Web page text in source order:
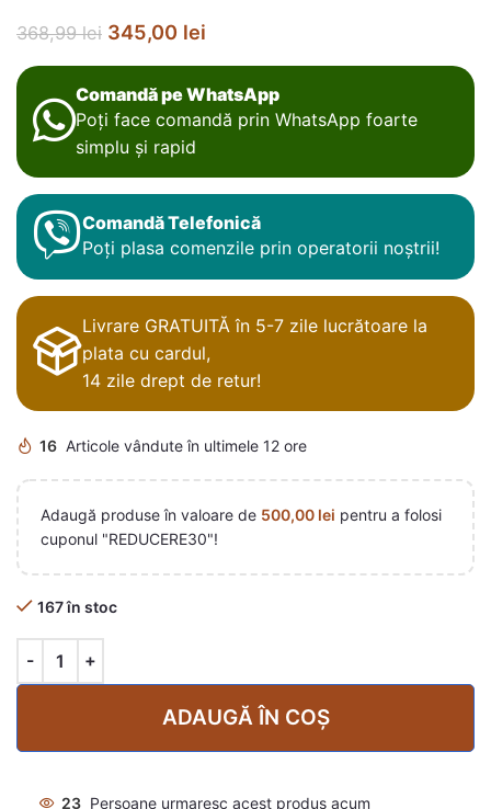
368,99lei 345,00 lei
Comandă pe WhatsApp
Poți face comandă prin WhatsApp foarte
simplu și rapid
Comandă Telefonică
Poți plasa comenzile prin operatorii noștrii!
Livrare GRATUITĂ în 5-7 zile lucrătoare la
plata cu cardul,
14 zile drept de retur!
16 Articole vândute în ultimele 12 ore
Adaugă produse în valoare de 500,00 lei pentru a folosi
cuponul "REDUCERE30"!
167 în stoc
ADAUGĂ ÎN COȘ
23 Persoane urmaresc acest produs acum